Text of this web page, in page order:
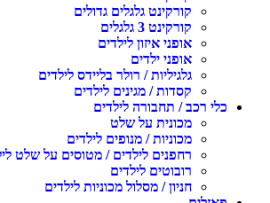
קורקינט גלגלים גדולים
קורקינט 3 גלגלים
אופני איזון לילדים
אופני ילדים
גלגיליות / רולר בליידס לילדים
קסדות / מגינים לילדים
כלי רכב / תחבורה לילדים
מכונית על שלט
מכוניות / מנופים לילדים
רחפנים לילדים / מטוסים על שלט
רובוטים לילדים
חניון / מסלול מכוניות לילדים